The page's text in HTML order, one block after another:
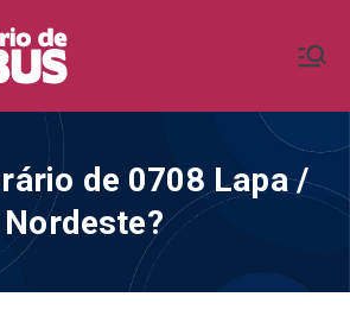
Ônibus BR
Horários de Ônibus de todo o
de 0708 Lapa /
Nordeste?